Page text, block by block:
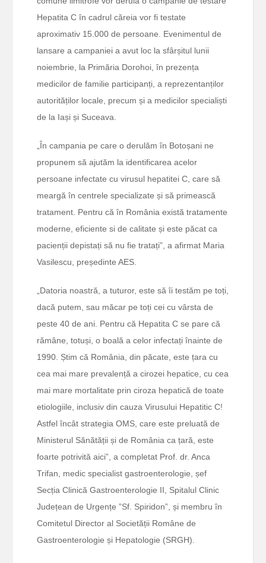
Hepatita C în cadrul căreia vor fi testate
aproximativ 15.000 de persoane. Evenimentul de
lansare a campaniei a avut loc la sfârșitul lunii
noiembrie, la Primăria Dorohoi, în prezența
medicilor de familie participanți, a reprezentanților
autorităților locale, precum și a medicilor specialiști
de la Iași și Suceava.
„În campania pe care o derulăm în Botoșani ne
propunem să ajutăm la identificarea acelor
persoane infectate cu virusul hepatitei C, care să
meargă în centrele specializate și să primească
tratament. Pentru că în România există tratamente
moderne, eficiente si de calitate și este păcat ca
pacienții depistați să nu fie tratați”, a afirmat Maria
Vasilescu, președinte AES.
„Datoria noastră, a tuturor, este să îi testăm pe toți,
dacă putem, sau măcar pe toți cei cu vârsta de
peste 40 de ani. Pentru că Hepatita C se pare că
rămâne, totuși, o boală a celor infectați înainte de
1990. Știm că România, din păcate, este țara cu
cea mai mare prevalență a cirozei hepatice, cu cea
mai mare mortalitate prin ciroza hepatică de toate
etiologiile, inclusiv din cauza Virusului Hepatitic C!
Astfel încât strategia OMS, care este preluată de
Ministerul Sănătății și de România ca țară, este
foarte potrivită aici”, a completat Prof. dr. Anca
Trifan, medic specialist gastroenterologie, șef
Secția Clinică Gastroenterologie II, Spitalul Clinic
Județean de Urgențe ”Sf. Spiridon”, și membru în
Comitetul Director al Societății Române de
Gastroenterologie și Hepatologie (SRGH).